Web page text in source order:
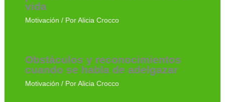
vida
Motivación / Por Alicia Crocco
Obstáculos y reconocimientos
cuando se habla de adelgazar
Motivación / Por Alicia Crocco